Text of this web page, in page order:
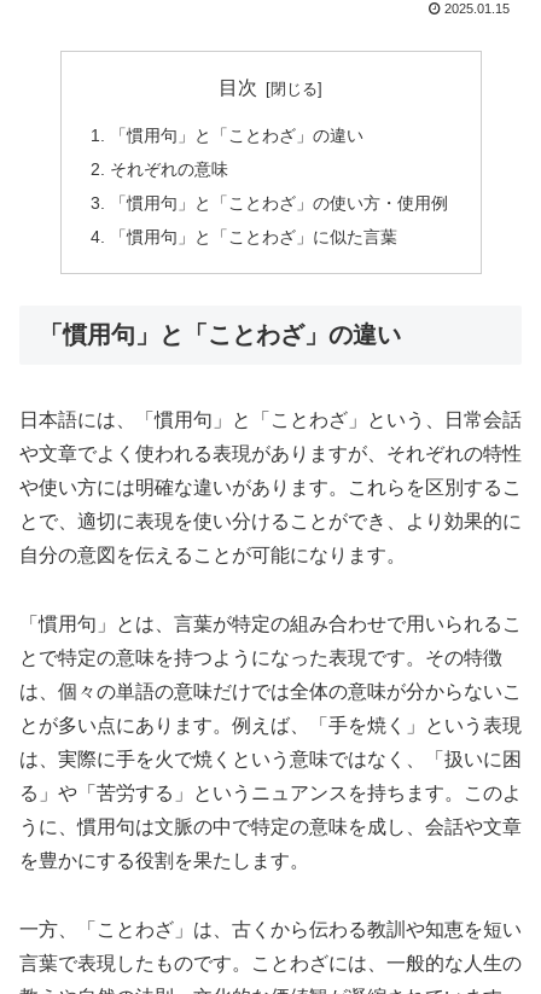
2025.01.15
目次
「慣用句」と「ことわざ」の違い
それぞれの意味
「慣用句」と「ことわざ」の使い方・使用例
「慣用句」と「ことわざ」に似た言葉
「慣用句」と「ことわざ」の違い
日本語には、「慣用句」と「ことわざ」という、日常会話
や文章でよく使われる表現がありますが、それぞれの特性
や使い方には明確な違いがあります。これらを区別するこ
とで、適切に表現を使い分けることができ、より効果的に
自分の意図を伝えることが可能になります。
「慣用句」とは、言葉が特定の組み合わせで用いられるこ
とで特定の意味を持つようになった表現です。その特徴
は、個々の単語の意味だけでは全体の意味が分からないこ
とが多い点にあります。例えば、「手を焼く」という表現
は、実際に手を火で焼くという意味ではなく、「扱いに困
る」や「苦労する」というニュアンスを持ちます。このよ
うに、慣用句は文脈の中で特定の意味を成し、会話や文章
を豊かにする役割を果たします。
一方、「ことわざ」は、古くから伝わる教訓や知恵を短い
言葉で表現したものです。ことわざには、一般的な人生の